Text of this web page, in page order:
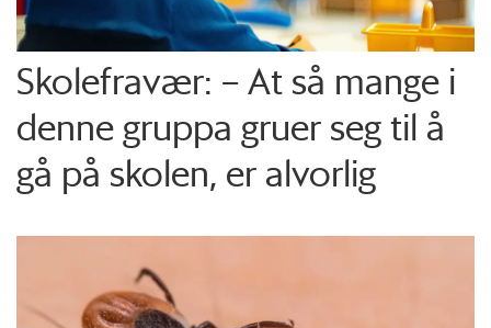
Skolefravær: – At så mange i
denne gruppa gruer seg til å
gå på skolen, er alvorlig